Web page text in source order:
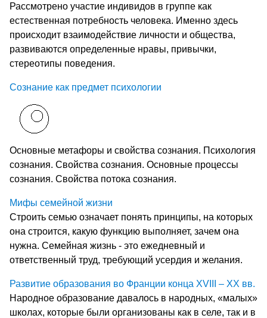
Рассмотрено участие индивидов в группе как
естественная потребность человека. Именно здесь
происходит взаимодействие личности и общества,
развиваются определенные нравы, привычки,
стереотипы поведения.
Сознание как предмет психологии
Основные метафоры и свойства сознания. Психология
сознания. Свойства сознания. Основные процессы
сознания. Свойства потока сознания.
Мифы семейной жизни
Строить семью означает понять принципы, на которых
она строится, какую функцию выполняет, зачем она
нужна. Семейная жизнь - это ежедневный и
ответственный труд, требующий усердия и желания.
Развитие образования во Франции конца XVIII – XX вв.
Народное образование давалось в народных, «малых»
школах, которые были организованы как в селе, так и в